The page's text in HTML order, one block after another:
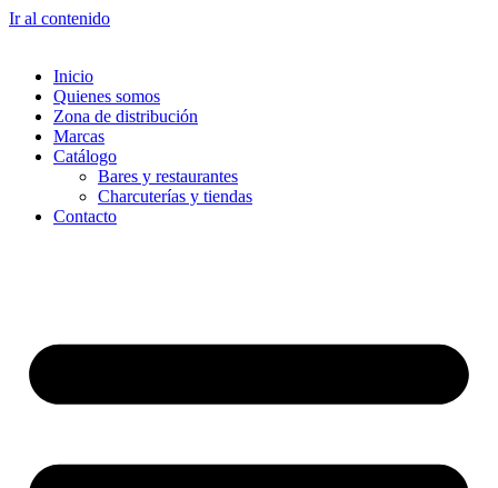
Ir al contenido
Inicio
Quienes somos
Zona de distribución
Marcas
Catálogo
Bares y restaurantes
Charcuterías y tiendas
Contacto